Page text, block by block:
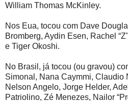
William Thomas McKinley.
Nos Eua, tocou com Dave
Bromberg, Aydin Esen, Rachel
e Tiger Okoshi.
No Brasil, já tocou (ou gravou)
Simonal, Nana Caymmi, Claudio
Nelson Angelo, Jorge Helder,
Patriolino, Zé Menezes, Nailor